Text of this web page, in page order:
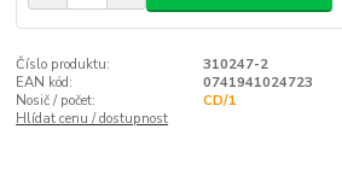
Číslo produktu:
310247-2
EAN kód:
0741941024723
Nosič / počet:
CD/1
Hlídat cenu / dostupnost